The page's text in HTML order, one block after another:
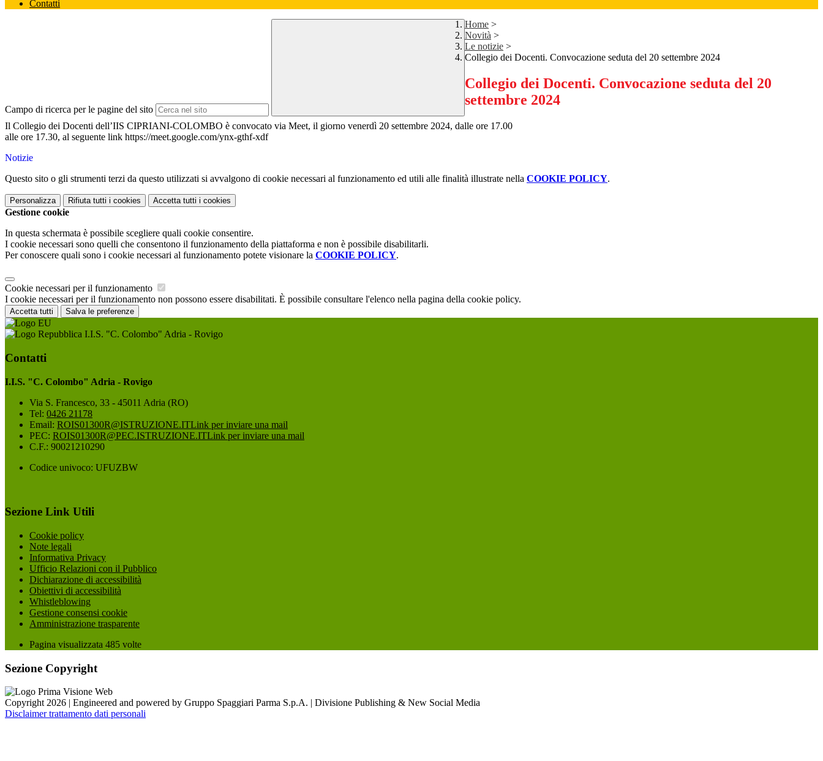
Contatti
Campo di ricerca per le pagine del sito
Home >
Novità >
Le notizie >
Collegio dei Docenti. Convocazione seduta del 20 settembre 2024
Collegio dei Docenti. Convocazione seduta del 20
settembre 2024
Il Collegio dei Docenti dell’IIS CIPRIANI-COLOMBO è convocato via Meet, il giorno venerdì 20 settembre 2024, dalle ore 17.00
alle ore 17.30, al seguente link https://meet.google.com/ynx-gthf-xdf
Notizie
Questo sito o gli strumenti terzi da questo utilizzati si avvalgono di cookie necessari al funzionamento ed utili alle finalità illustrate nella COOKIE POLICY.
Personalizza Rifiuta tutti i cookies Accetta tutti i cookies
Gestione cookie
In questa schermata è possibile scegliere quali cookie consentire.
I cookie necessari sono quelli che consentono il funzionamento della piattaforma e non è possibile disabilitarli.
Per conoscere quali sono i cookie necessari al funzionamento potete visionare la COOKIE POLICY.
Cookie necessari per il funzionamento
I cookie necessari per il funzionamento non possono essere disabilitati. È possibile consultare l'elenco nella pagina della cookie policy.
Accetta tutti Salva le preferenze
I.I.S. "C. Colombo" Adria - Rovigo
Contatti
I.I.S. "C. Colombo" Adria - Rovigo
Via S. Francesco, 33 - 45011 Adria (RO)
Tel: 0426 21178
Email: ROIS01300R@ISTRUZIONE.ITLink per inviare una mail
PEC: ROIS01300R@PEC.ISTRUZIONE.ITLink per inviare una mail
C.F.: 90021210290
Codice univoco: UFUZBW
Sezione Link Utili
Cookie policy
Note legali
Informativa Privacy
Ufficio Relazioni con il Pubblico
Dichiarazione di accessibilità
Obiettivi di accessibilità
Whistleblowing
Gestione consensi cookie
Amministrazione trasparente
Pagina visualizzata 485 volte
Sezione Copyright
Copyright 2026 | Engineered and powered by Gruppo Spaggiari Parma S.p.A. | Divisione Publishing & New Social Media
Disclaimer trattamento dati personali